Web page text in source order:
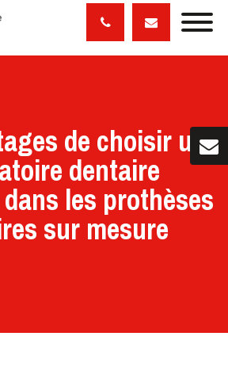
de choisir un
dentaire
les prothèses
sur mesure